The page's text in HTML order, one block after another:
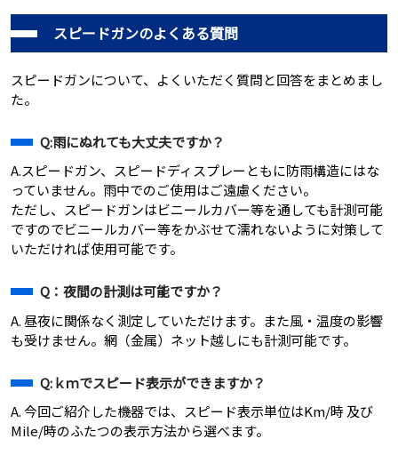
スピードガンのよくある質問
スピードガンについて、よくいただく質問と回答をまとめまし
た。
Q:雨にぬれても大丈夫ですか？
A.スピードガン、スピードディスプレーともに防雨構造にはな
っていません。雨中でのご使用はご遠慮ください。
ただし、スピードガンはビニールカバー等を通しても計測可能
ですのでビニールカバー等をかぶせて濡れないように対策して
いただければ使用可能です。
Q：夜間の計測は可能ですか？
A. 昼夜に関係なく測定していただけます。また風・温度の影響
も受けません。網（金属）ネット越しにも計測可能です。
Q:ｋｍでスピード表示ができますか？
A. 今回ご紹介した機器では、スピード表示単位はKm/時 及び
Mile/時のふたつの表示方法から選べます。